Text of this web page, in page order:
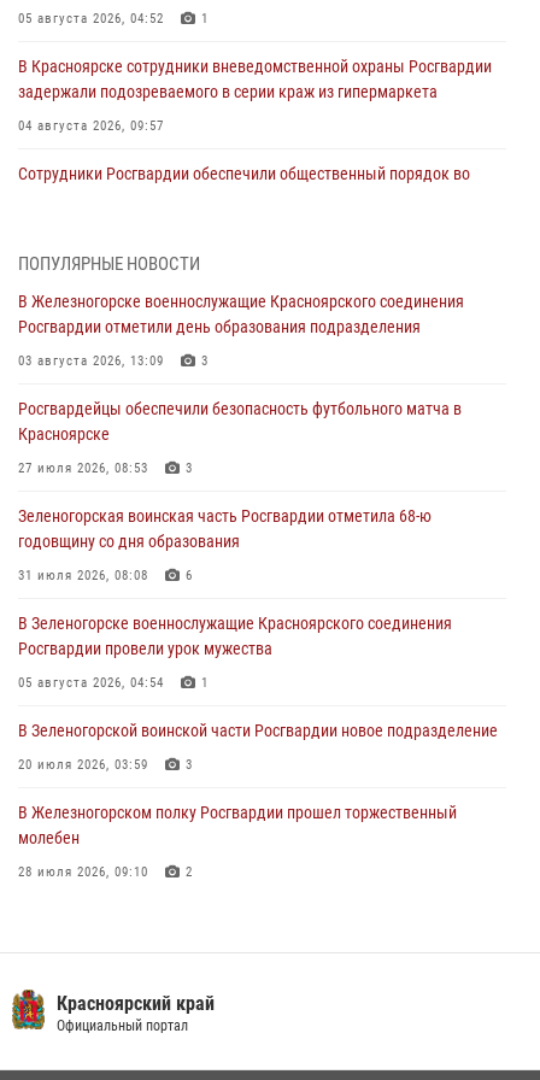
05 августа 2026, 04:52 1
В Красноярске сотрудники вневедомственной охраны Росгвардии
задержали подозреваемого в серии краж из гипермаркета
04 августа 2026, 09:57
Сотрудники Росгвардии обеспечили общественный порядок во
в серии краж из супермаркета
04 августа 2026, 06:50
познакомили отдыхающих детей с тонкостями РХБ защиты
03 августа 2026, 13:12
Росгвардии отметили день образования подразделения
03 августа 2026, 13:09
годовщину со дня образования
31 июля 2026, 08:08
ПОПУЛЯРНЫЕ НОВОСТИ
В Железногорске военнослужащие Красноярского соединения
Росгвардии отметили день образования подразделения
03 августа 2026, 13:09 3
Росгвардейцы обеспечили безопасность футбольного матча в
Красноярске
27 июля 2026, 08:53 3
Зеленогорская воинская часть Росгвардии отметила 68-ю
годовщину со дня образования
31 июля 2026, 08:08 6
В Зеленогорске военнослужащие Красноярского соединения
Росгвардии провели урок мужества
05 августа 2026, 04:54 1
В Зеленогорской воинской части Росгвардии новое подразделение
20 июля 2026, 03:59 3
В Железногорском полку Росгвардии прошел торжественный
молебен
28 июля 2026, 09:10 2
Железногорские росгвардецы получили в руки легендарное оружие
Красноярский край
Официальный портал